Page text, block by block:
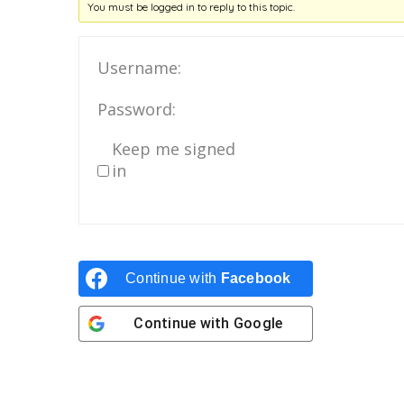
You must be logged in to reply to this topic.
Username:
Password:
Keep me signed
in
Continue with Facebook
Continue with Google